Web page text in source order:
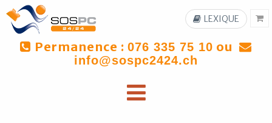
Permanence : 076 335 75 10 ou
info@sospc2424.ch
LEXIQUE